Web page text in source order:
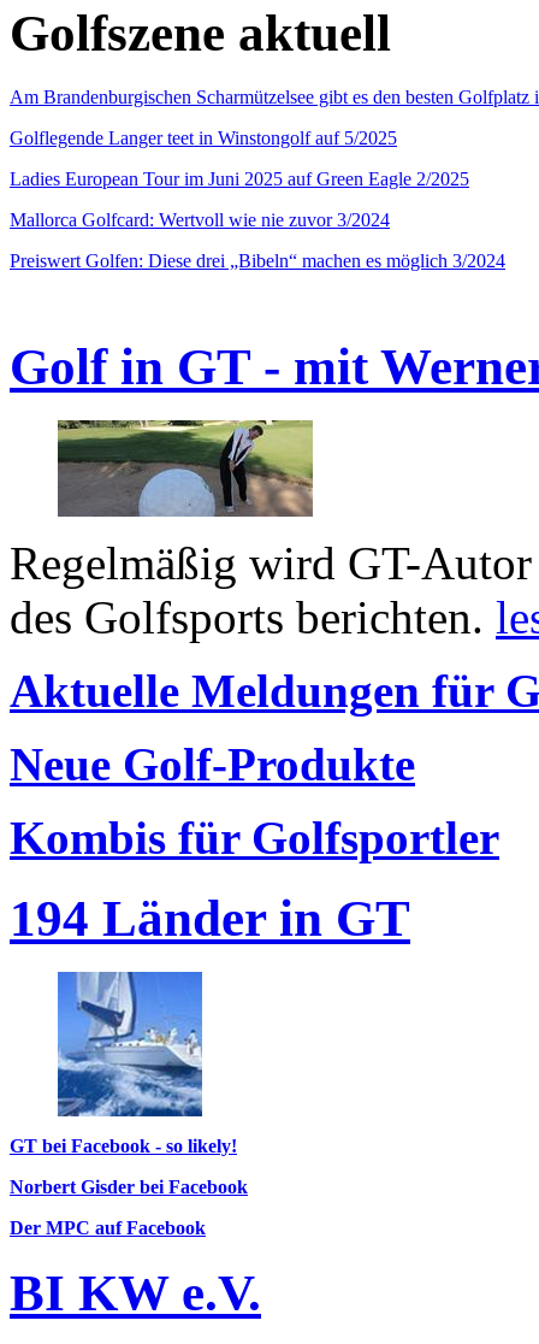
Golfszene aktuell
Am Brandenburgischen Scharmützelsee gibt es den besten
Golflegende Langer teet in Winstongolf auf 5/2025
Ladies European Tour im Juni 2025 auf Green Eagle 2/2025
Mallorca Golfcard: Wertvoll wie nie zuvor 3/2024
Preiswert Golfen: Diese drei „Bibeln“ machen es möglich 3/2024
Golf in GT - mit
Regelmäßig wird GT-
des Golfsports berichten.
Aktuelle Meldungen für
Neue Golf-Produkte
Kombis für Golfsportler
194 Länder in GT
GT bei Facebook - so likely!
Norbert Gisder bei Facebook
Der MPC auf Facebook
BI KW e.V.